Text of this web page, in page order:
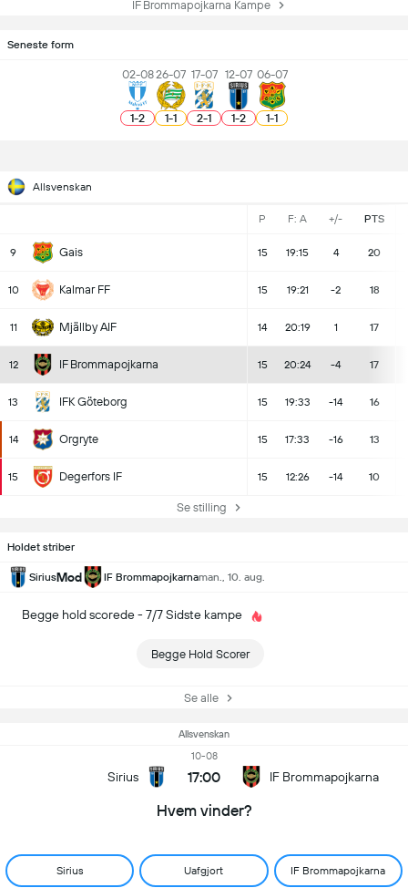
IF Brommapojkarna Kampe
Seneste form
02-08
1-2
26-07
1-1
17-07
2-1
12-07
1-2
06-07
1-1
Allsvenskan
P F: A +/- PTS
9 Gais 15 19:15 4 20
10 Kalmar FF 15 19:21 -2 18
11 Mjällby AIF 14 20:19 1 17
12 IF Brommapojkarna 15 20:24 -4 17
13 IFK Göteborg 15 19:33 -14 16
14 Orgryte 15 17:33 -16 13
15 Degerfors IF 15 12:26 -14 10
Se stilling
Holdet striber
SiriusMod IF Brommapojkarnaman., 10. aug.
Begge hold scorede - 7/7 Sidste kampe
Begge Hold Scorer
Se alle
Allsvenskan
Sirius
10-08
17:00 IF Brommapojkarna
Hvem vinder?
Sirius Uafgjort IF Brommapojkarna